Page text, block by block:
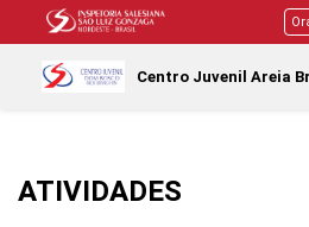
Centro Juvenil Areia
ATIVIDADES